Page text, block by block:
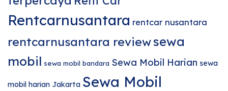
Rentcarnusantara rentcar nusantara
rentcarnusantara reviewsewa
mobil sewa mobil bandara Sewa Mobil Harian sewa
mobil harian Jakarta Sewa Mobil